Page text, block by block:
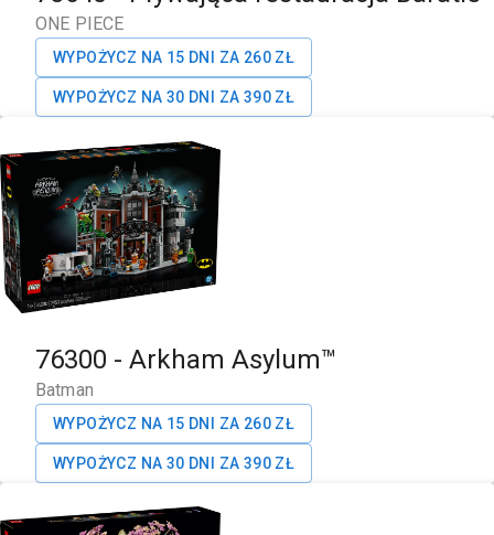
ONE PIECE
WYPOŻYCZ NA 15 DNI ZA 260 ZŁ
WYPOŻYCZ NA 30 DNI ZA 390 ZŁ
76300 - Arkham Asylum™
Batman
WYPOŻYCZ NA 15 DNI ZA 260 ZŁ
WYPOŻYCZ NA 30 DNI ZA 390 ZŁ